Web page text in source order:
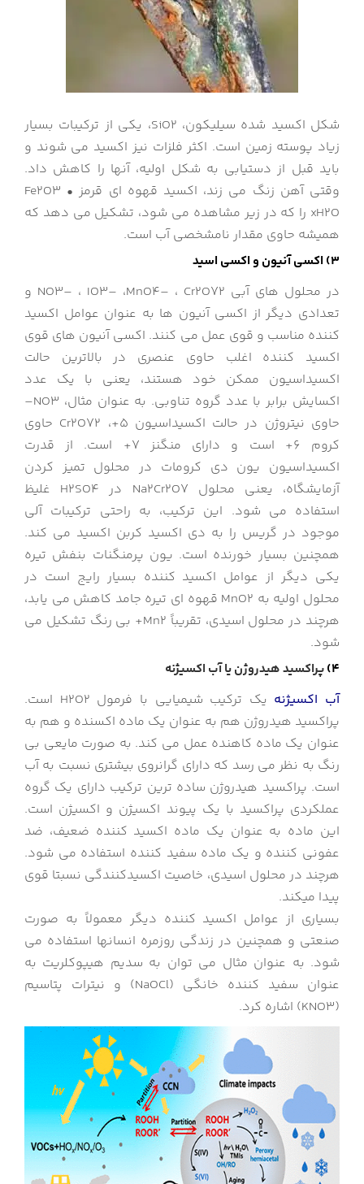
شکل اکسید شده سیلیکون، SiO2، یکی از ترکیبات بسیار
زیاد پوسته زمین است. اکثر فلزات نیز اکسید می شوند و
باید قبل از دستیابی به شکل اولیه، آنها را کاهش داد.
وقتی آهن زنگ می زند، اکسید قهوه ای قرمز Fe2O3 •
xH2O را که در زیر مشاهده می شود، تشکیل می دهد که
همیشه حاوی مقدار نامشخصی آب است.
3) اکسی آنیون و اکسی اسید
در محلول های آبی NO3– ، IO3– ،MnO4– ، Cr2O72 و
تعدادی دیگر از اکسی آنیون ها به عنوان عوامل اکسید
کننده مناسب و قوی عمل می کنند. اکسی آنیون های قوی
اکسید کننده اغلب حاوی عنصری در بالاترین حالت
اکسیداسیون ممکن خود هستند، یعنی با یک عدد
اکسایش برابر با عدد گروه تناوبی. به عنوان مثال، NO3–
حاوی نیتروژن در حالت اکسیداسیون 5+، Cr2O72 حاوی
کروم 6+ است و دارای منگنز 7+ است. از قدرت
اکسیداسیون یون دی کرومات در محلول تمیز کردن
آزمایشگاه، یعنی محلول Na2Cr2O7 در H2SO4 غلیظ
استفاده می شود. این ترکیب، به راحتی ترکیبات آلی
موجود در گریس را به دی اکسید کربن اکسید می کند.
همچنین بسیار خورنده است. یون پرمنگنات بنفش تیره
یکی دیگر از عوامل اکسید کننده بسیار رایج است در
محلول اولیه به MnO2 قهوه ای تیره جامد کاهش می یابد،
هرچند در محلول اسیدی، تقریباً Mn2+ بی رنگ تشکیل می
شود.
4) پراکسید هیدروژن یا آب اکسیژنه
آب اکسیژنه
یک ترکیب شیمیایی با فرمول H2O2 است.
پراکسید هیدروژن هم به عنوان یک ماده اکسنده و هم به
عنوان یک ماده کاهنده عمل می کند. به صورت مایعی بی
رنگ به نظر می رسد که دارای گرانروی بیشتری نسبت به آب
است. پراکسید هیدروژن ساده ترین ترکیب دارای یک گروه
عملکردی پراکسید با یک پیوند اکسیژن و اکسیژن است.
این ماده به عنوان یک ماده اکسید کننده ضعیف، ضد
عفونی کننده و یک ماده سفید کننده استفاده می شود.
هرچند در محلول اسیدی، خاصیت اکسیدکنندگی نسبتا قوی
پیدا میکند.
بسیاری از عوامل اکسید کننده دیگر معمولاً به صورت
صنعتی و همچنین در زندگی روزمره انسانها استفاده می
شود. به عنوان مثال می توان به سدیم هیپوکلریت به
عنوان سفید کننده خانگی (NaOCl) و نیترات پتاسیم
(KNO3) اشاره کرد.